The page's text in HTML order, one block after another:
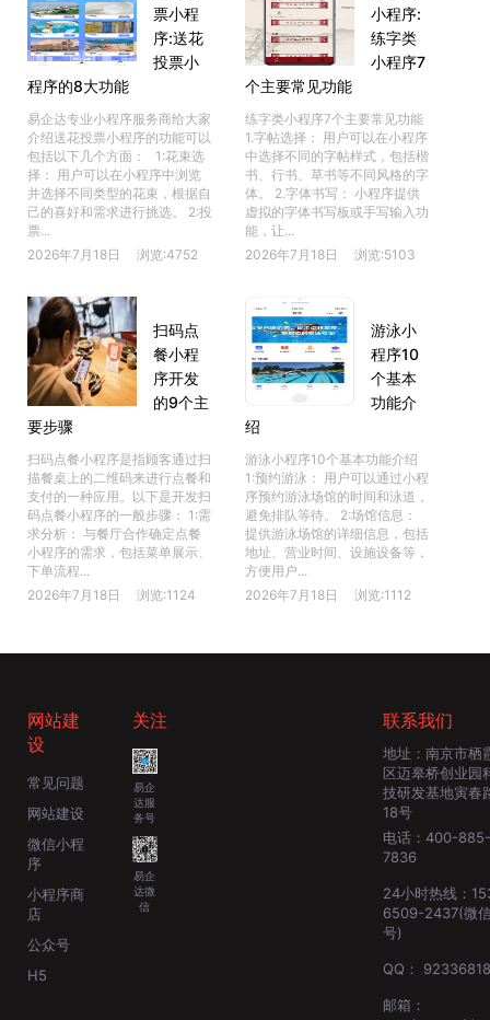
票小程
序:送花
投票小
程序的8大功能
易企达专业小程序服务商给大家
介绍送花投票小程序的功能可以
包括以下几个方面： 1:花束选
择： 用户可以在小程序中浏览
并选择不同类型的花束，根据自
己的喜好和需求进行挑选。 2:投
票...
2026年7月18日
浏览:4752
小程序:
练字类
小程序7
个主要常见功能
练字类小程序7个主要常见功能
1.字帖选择： 用户可以在小程序
中选择不同的字帖样式，包括楷
书、行书、草书等不同风格的字
体。 2.字体书写： 小程序提供
虚拟的字体书写板或手写输入功
能，让...
2026年7月18日
浏览:5103
扫码点
餐小程
序开发
的9个主
要步骤
扫码点餐小程序是指顾客通过扫
描餐桌上的二维码来进行点餐和
支付的一种应用。以下是开发扫
码点餐小程序的一般步骤： 1:需
求分析： 与餐厅合作确定点餐
小程序的需求，包括菜单展示、
下单流程...
2026年7月18日
浏览:1124
游泳小
程序10
个基本
功能介
绍
游泳小程序10个基本功能介绍
1:预约游泳： 用户可以通过小程
序预约游泳场馆的时间和泳道，
避免排队等待。 2:场馆信息：
提供游泳场馆的详细信息，包括
地址、营业时间、设施设备等，
方便用户...
2026年7月18日
浏览:1112
网站建
设
常见问题
网站建设
微信小程
序
小程序商
店
公众号
H5
关注
易企
达服
务号
易企
达微
信
联系我们
地址： 南京市栖
区迈皋桥创业园
技研发基地寅春
18号
电话： 400-885-
7836
24小时热线：
6509-2437(微
号)
QQ：
邮箱：